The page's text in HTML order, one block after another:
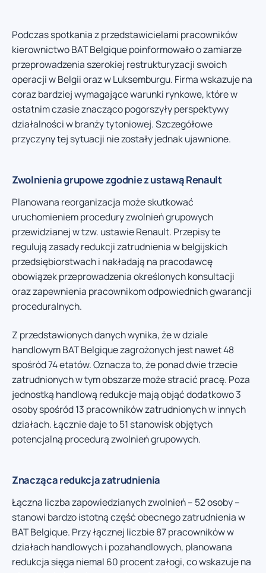
Podczas spotkania z przedstawicielami pracowników
kierownictwo BAT Belgique poinformowało o zamiarze
przeprowadzenia szerokiej restrukturyzacji swoich
operacji w Belgii oraz w Luksemburgu. Firma wskazuje na
coraz bardziej wymagające warunki rynkowe, które w
ostatnim czasie znacząco pogorszyły perspektywy
działalności w branży tytoniowej. Szczegółowe
przyczyny tej sytuacji nie zostały jednak ujawnione.
Zwolnienia grupowe zgodnie z ustawą Renault
Planowana reorganizacja może skutkować
uruchomieniem procedury zwolnień grupowych
przewidzianej w tzw. ustawie Renault. Przepisy te
regulują zasady redukcji zatrudnienia w belgijskich
przedsiębiorstwach i nakładają na pracodawcę
obowiązek przeprowadzenia określonych konsultacji
oraz zapewnienia pracownikom odpowiednich gwarancji
proceduralnych.
Z przedstawionych danych wynika, że w dziale
handlowym BAT Belgique zagrożonych jest nawet 48
spośród 74 etatów. Oznacza to, że ponad dwie trzecie
zatrudnionych w tym obszarze może stracić pracę. Poza
jednostką handlową redukcje mają objąć dodatkowo 3
osoby spośród 13 pracowników zatrudnionych w innych
działach. Łącznie daje to 51 stanowisk objętych
potencjalną procedurą zwolnień grupowych.
Znacząca redukcja zatrudnienia
Łączna liczba zapowiedzianych zwolnień – 52 osoby –
stanowi bardzo istotną część obecnego zatrudnienia w
BAT Belgique. Przy łącznej liczbie 87 pracowników w
działach handlowych i pozahandlowych, planowana
redukcja sięga niemal 60 procent załogi, co wskazuje na